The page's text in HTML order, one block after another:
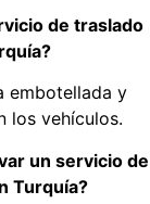
de traslado
embotellada y
los vehículos.
un servicio de
Turquía?